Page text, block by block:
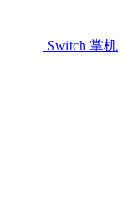
Switch 掌机